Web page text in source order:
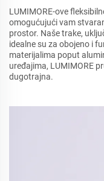
LUMIMORE-ove
omogućujući vam
prostor. Naše trake,
idealne su za obojeno i
materijalima poput
uređajima, LUMIMORE
dugotrajna.